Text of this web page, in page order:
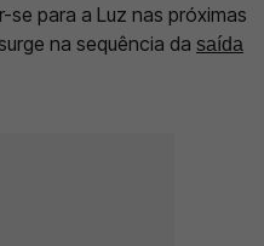
se para a Luz nas próximas
na sequência da saída